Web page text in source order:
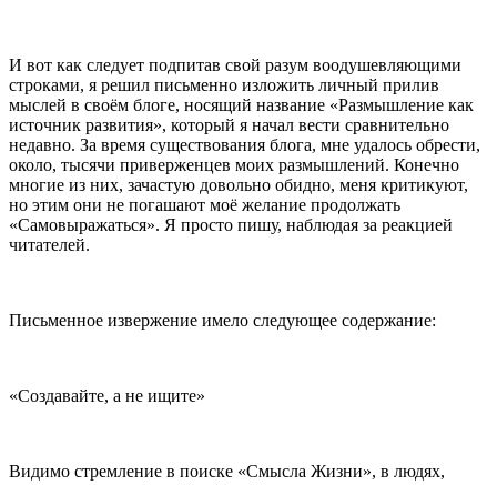
И вот как следует подпитав свой разум воодушевляющими
строками, я решил письменно изложить личный прилив
мыслей в своём блоге, носящий название «Размышление как
источник развития», который я начал вести сравнительно
недавно. За время существования блога, мне удалось обрести,
около, тысячи приверженцев моих размышлений. Конечно
многие из них, зачастую довольно обидно, меня критикуют,
но этим они не погашают моё желание продолжать
«Самовыражаться». Я просто пишу, наблюдая за реакцией
читателей.
Письменное извержение имело следующее содержание:
«Создавайте, а не ищите»
Видимо стремление в поиске «Смысла Жизни», в людях,